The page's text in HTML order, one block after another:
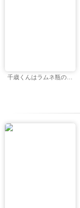
千歳くんはラムネ瓶のなか